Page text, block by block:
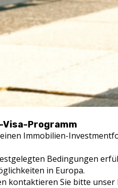
Visa-Programm
Immobilien-
Bedingungen
in Europa.
kontaktieren Sie bitte